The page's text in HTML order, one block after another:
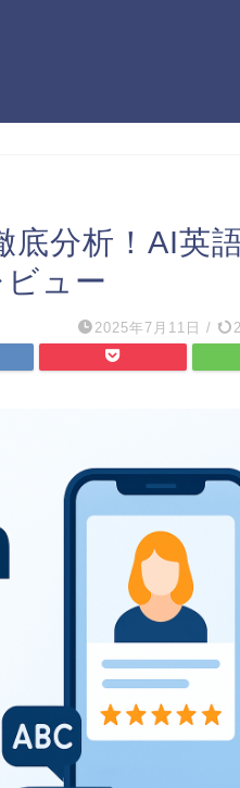
分析！AI英
ュー
2025年7月11日 /